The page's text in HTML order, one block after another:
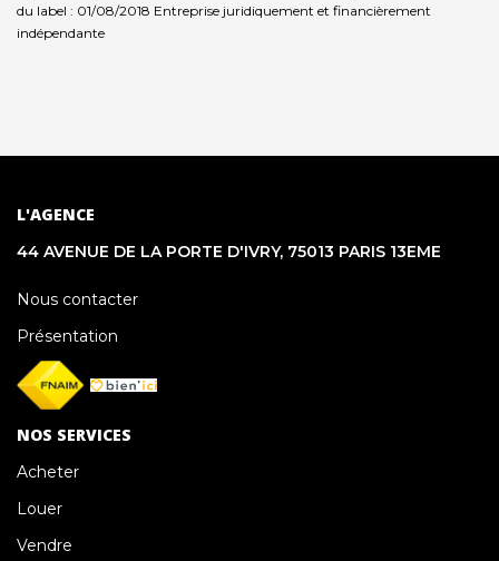
du label : 01/08/2018 Entreprise juridiquement et financièrement
indépendante
L'AGENCE
44 AVENUE DE LA PORTE D'IVRY, 75013 PARIS 13EME
Nous contacter
Présentation
NOS SERVICES
Acheter
Louer
Vendre